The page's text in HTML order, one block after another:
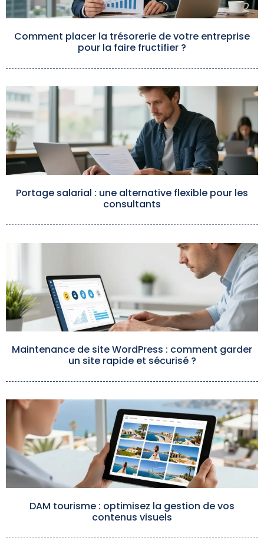
Comment placer la trésorerie de votre entreprise
pour la faire fructifier ?
Portage salarial : une alternative flexible pour les
consultants
Maintenance de site WordPress : comment garder
un site rapide et sécurisé ?
DAM tourisme : optimisez la gestion de vos
contenus visuels